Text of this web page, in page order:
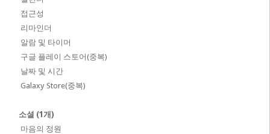
접근성
리마인더
알람 및 타이머
구글 플레이 스토어(중복)
날짜 및 시간
Galaxy Store(중복)
소셜 (1개)
마음의 정원